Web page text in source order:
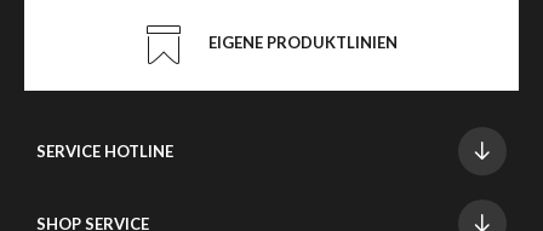
EIGENE PRODUKTLINIEN
SERVICE HOTLINE
SHOP SERVICE